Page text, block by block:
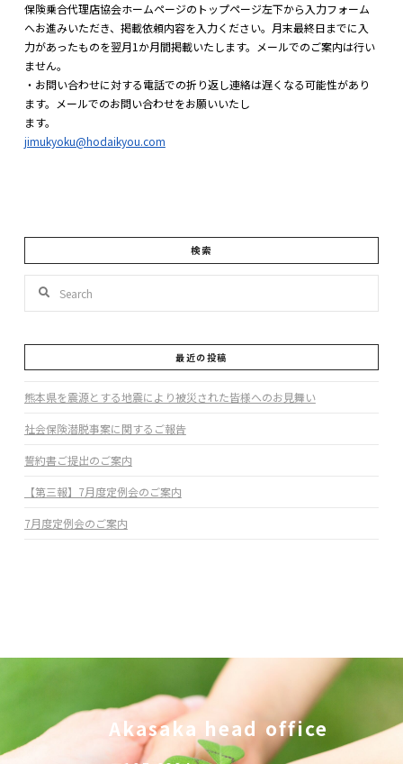
保険乗合代理店協会ホームページのトップページ左下から入力フォーム
へお進みいただき、掲載依頼内容を入力ください。月末最終日までに入
力があったものを翌月1か月間掲載いたします。メールでのご案内は行い
ません。
・お問い合わせに対する電話での折り返し連絡は遅くなる可能性があり
ます。メールでのお問い合わせをお願いいたし
ます。
jimukyoku@hodaikyou.com
検索
Search
最近の投稿
熊本県を震源とする地震により被災された皆様へのお見舞い
社会保険潜脱事案に関するご報告
誓約書ご提出のご案内
【第三報】7月度定例会のご案内
7月度定例会のご案内
Akasaka head office